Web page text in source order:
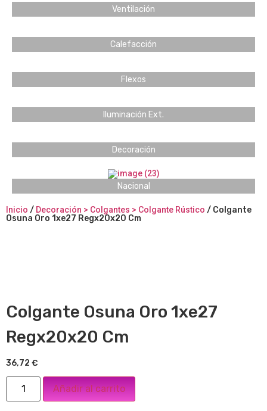
Ventilación
Calefacción
Flexos
Iluminación Ext.
Decoración
Nacional
Inicio / Decoración > Colgantes > Colgante Rústico / Colgante
Osuna Oro 1xe27 Regx20x20 Cm
Colgante Osuna Oro 1xe27
Regx20x20 Cm
36,72 €
Añadir al carrito